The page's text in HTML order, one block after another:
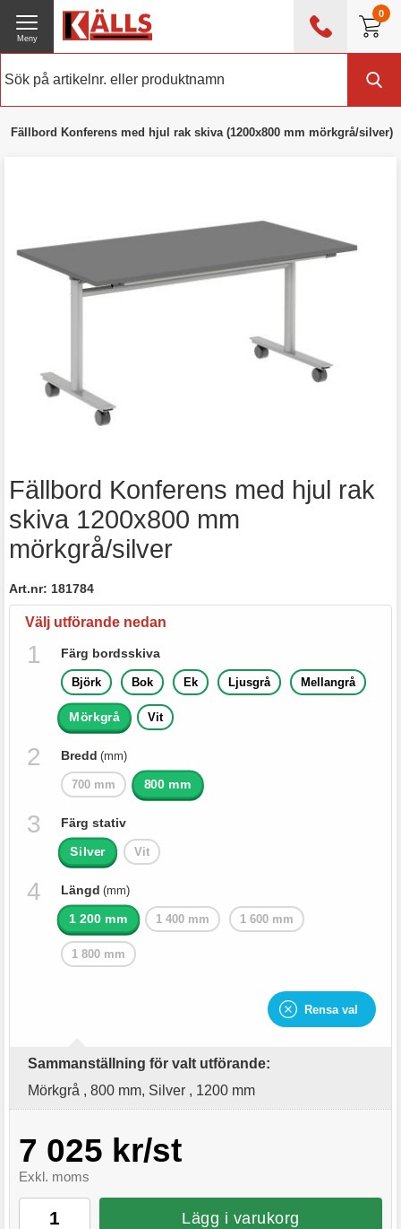
0
0476 - 214 80
Meny
Fällbord Konferens med hjul rak skiva (1200x800 mm mörkgrå/silver)
Fällbord Konferens med hjul rak
skiva 1200x800 mm
mörkgrå/silver
Art.nr: 181784
Välj utförande nedan
Färg bordsskiva
Björk Bok Ek Ljusgrå Mellangrå
Mörkgrå Vit
Bredd (mm)
700 mm 800 mm
Färg stativ
Silver Vit
Längd (mm)
1 200 mm 1 400 mm 1 600 mm
1 800 mm
Rensa val
Sammanställning för valt utförande:
Mörkgrå , 800 mm, Silver , 1200 mm
7 025 kr/st
Exkl. moms
Lägg i varukorg